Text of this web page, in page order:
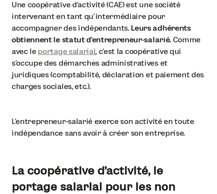
Une coopérative d’activité (CAE) est une société
intervenant en tant qu’intermédiaire pour
accompagner des indépendants. Leurs adhérents
obtiennent le statut d’entrepreneur-salarié.Comme
avec le portage salarial, c’est la coopérative qui
s’occupe des démarches administratives et
juridiques (comptabilité, déclaration et paiement des
charges sociales, etc.).
L’entrepreneur-salarié exerce son activité en toute
indépendance sans avoir à créer son entreprise.
La coopérative d’activité, le
portage salarial pour les non